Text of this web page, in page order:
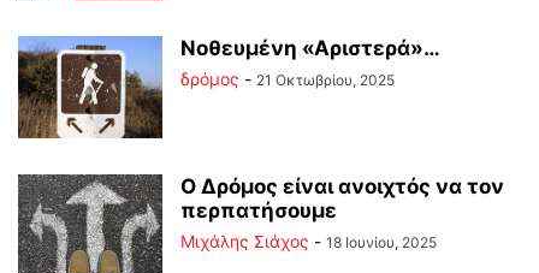
Νοθευμένη «Αριστερά»…
δρόμος - 21 Οκτωβρίου, 2025
Ο Δρόμος είναι ανοιχτός να τον
περπατήσουμε
Μιχάλης Σιάχος - 18 Ιουνίου, 2025